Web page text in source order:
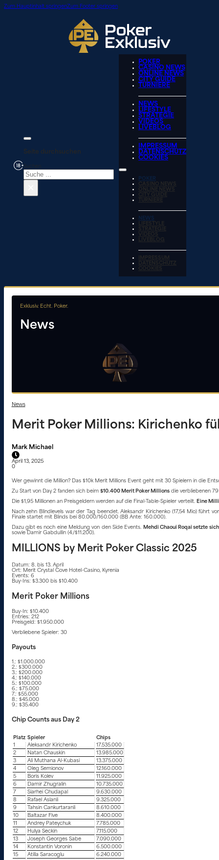
Zum Hauptinhalt springenZum Footer springen
Seite durchsuchen
POKER
CASINO NEWS
ONLINE NEWS
CITY GUIDE
TURNIERE
NEWS
LIFESTYLE
STRATEGIE
VIDEOS
LIVEBLOG
IMPRESSUM
DATENSCHUTZ
COOKIES
POKER
CASINO NEWS
ONLINE NEWS
CITY GUIDE
TURNIERE
NEWS
LIFESTYLE
STRATEGIE
VIDEOS
LIVEBLOG
IMPRESSUM
DATENSCHUTZ
COOKIES
Exklusiv. Echt. Poker.
News
News
Merit Poker Millions: Kirichenko
Mark Michael
April 13, 2025
0
Wer gewinnt die Million? Das $10k Merit Millions Event geht mit 30 Spielern in die
Zu Start von Day 2 fanden sich beim $10.400 Merit Poker Millionsdie verbliebenen 79
Die $1,95 Millionen an Preisgeldern werden auf die Final-Table-Spieler verteilt. Eine
Nach zehn Blindlevels war der Tag beendet. Aleksandr Kirichenko (17,54 Mio) führt
Finale startet mit Blinds bei 80.000/160.000 (BB Ante: 160.000).
Dazu gibt es noch eine Meldung von den Side Events. Mehdi Chaoui Roqai setzte
sowie Damir Gabdullin (4./$11.200).
MILLIONS by Merit Poker Classic 2025
Datum: 8. bis 13. April
Ort: Merit Crystal Cove Hotel-Casino, Kyrenia
Events: 6
Buy-Ins: $3.300 bis $10.400
Merit Poker Millions
Buy-In: $10.400
Entries: 212
Preisgeld: $1.950.000
Verbliebene Spieler: 30
Payouts
1.: $1.000.000
2.: $300.000
3.: $200.000
4.: $140.000
5.: $100.000
6.: $75.000
7.: $55.000
8.: $45.000
9.: $35.400
Chip Counts aus Day 2
Platz Spieler
Chips
1
Aleksandr Kirichenko
17.535.000
2
Natan Chauskin
13.985.000
3
Ali Muthana Al-Kubasi
13.375.000
4
Oleg Semionov
12.160.000
5
Boris Kolev
11.925.000
6
Damir Zhugralin
10.735.000
7
Siarhei Chudapal
9.630.000
8
Rafael Aslanli
9.325.000
9
Tahsin Cankurtaranli
8.610.000
10
Baltazar Five
8.400.000
11
Andrey Pateychuk
7.785.000
12
Hulya Seckin
7.115.000
13
Joseph Georges Sabe
7.090.000
14
Konstantin Voronin
6.500.000
15
Atilla Saracoglu
6.240.000